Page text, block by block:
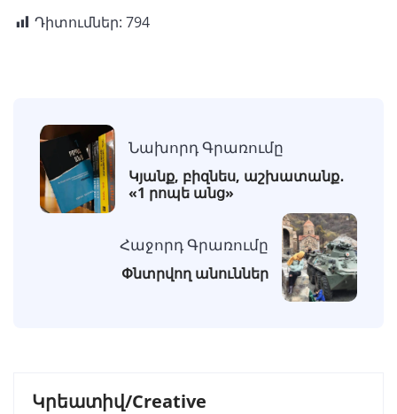
Դիտումներ: 794
Նախորդ Գրառումը
Կյանք, բիզնես, աշխատանք․
«1 րոպե անց»
Հաջորդ Գրառումը
Փնտրվող անուններ
Կրեատիվ/Creative